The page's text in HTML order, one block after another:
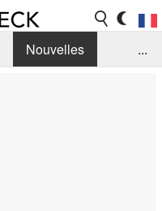
Nouvelles
...